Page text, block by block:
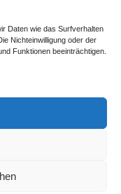
Daten wie das Surfverhalten
Nichteinwilligung oder der
Funktionen beeinträchtigen.